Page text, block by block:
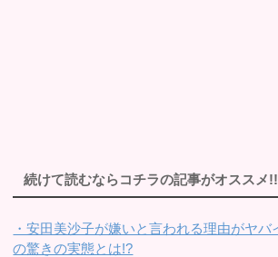
続けて読むならコチラの記事がオススメ!!
・安田美沙子が嫌いと言われる理由がヤバ
の驚きの実態とは!?